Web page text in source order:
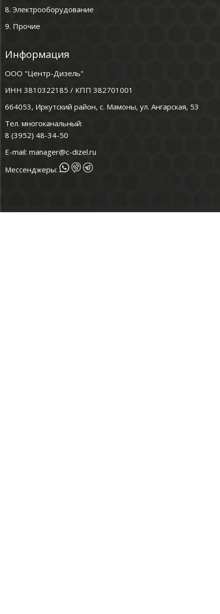
8. Электрооборудование
9. Прочие
Информация
ООО "Центр-Дизель"
ИНН 3810322185 / КПП 382701001
664053, Иркутский район, с. Мамоны, ул. Ангарская, 53
Тел. многоканальный:
8 (3952) 48-34-50
E-mail: manager@c-dizel.ru
Мессенджеры: